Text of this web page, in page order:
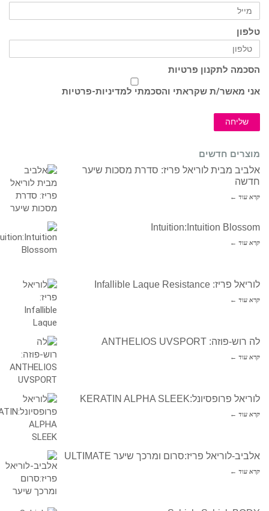
טלפון
הסכמה לתקנון פרטיות
אני מאשר/ת שקראתי והסכמתי למדיניות-פרטיות
שליחה
מוצרים חדשים
אלביב מבית לוריאל פריז: סדרת מסכות שיער
חדשה
קרא עוד ←
Intuition:Intuition Blossom
קרא עוד ←
לוריאל פריז: Infallible Laque Resistance
קרא עוד ←
לה רוש-פוזה: ANTHELIOS UVSPORT
קרא עוד ←
לוריאל פרופסיונל:KERATIN ALPHA SLEEK
קרא עוד ←
אלביב-לוריאל פריז:סרום ומרכך שיער ULTIMATE
קרא עוד ←